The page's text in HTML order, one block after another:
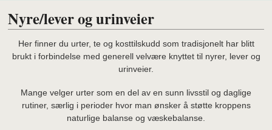
Nyre/lever og urinveier
Her finner du urter, te og kosttilskudd som tradisjonelt har blitt
brukt i forbindelse med generell velvære knyttet til nyrer, lever og
urinveier.
Mange velger urter som en del av en sunn livsstil og daglige
rutiner, særlig i perioder hvor man ønsker å støtte kroppens
naturlige balanse og væskebalanse.